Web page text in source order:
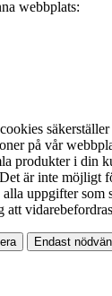
webbplats:
säkerställer
på vår
produkter i din
är inte möjligt
uppgifter som
att
Endast